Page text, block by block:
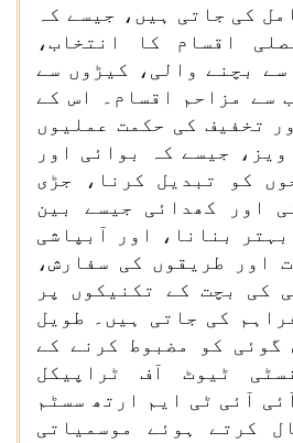
کی جاتی ہیں، جیسے کہ
اقسام کا انتخاب،
سے بچنے والی، کیڑوں سے
سے مزاحم اقسام۔ اس کے
تخفیف کی حکمت عملیوں
جیسے کہ بوائی اور
کو تبدیل کرنا، جڑی
اور کھدائی جیسے بین
بنانا، اور آبپاشی
اور طریقوں کی سفارش،
کی بچت کے تکنیکوں پر
کی جاتی ہیں۔ طویل
گوئی کو مضبوط کرنے کے
ٹیوٹ آف ٹراپیکل
آئی ٹی ایم ارتھ سسٹم
کرتے ہوئے موسمیاتی